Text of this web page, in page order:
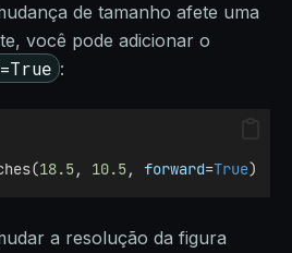
de tamanho afete uma
você pode adicionar o
:
18.5, 10.5, forward=True)
a resolução da figura